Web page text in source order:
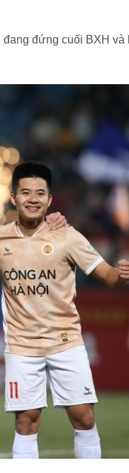
đang đứng cuối BXH và